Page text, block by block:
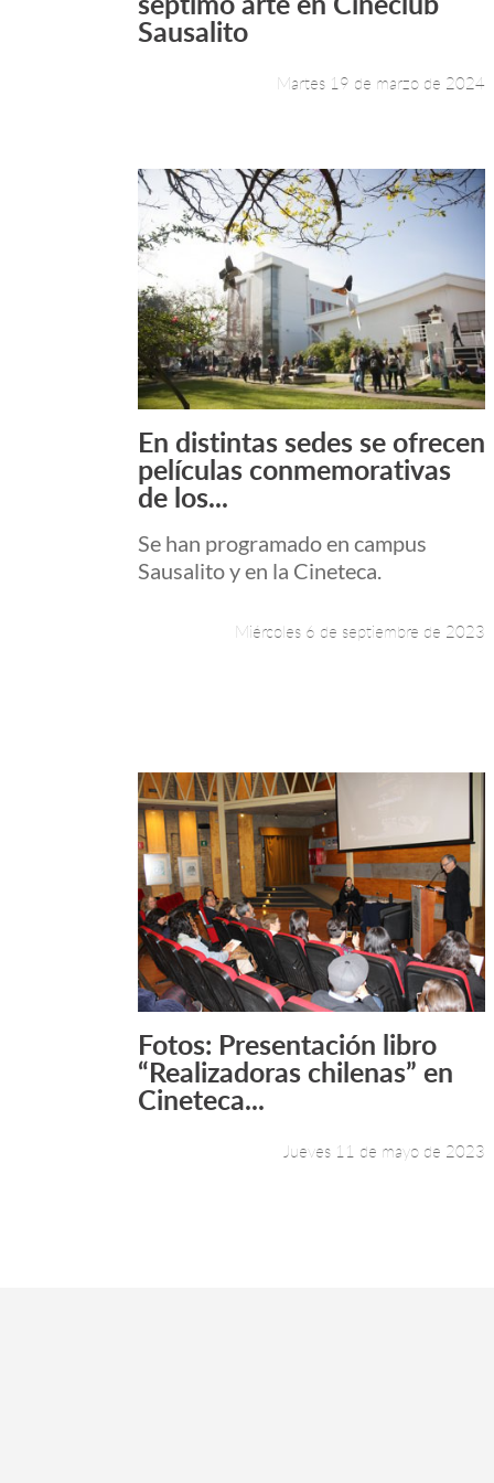
Sausalito
Martes 19 de marzo de 2024
Leer más +
En distintas sedes se ofrecen
películas conmemorativas
de los...
Se han programado en campus
Sausalito y en la Cineteca.
Miércoles 6 de septiembre de 2023
Leer más +
Fotos: Presentación libro
“Realizadoras chilenas” en
Cineteca...
Jueves 11 de mayo de 2023